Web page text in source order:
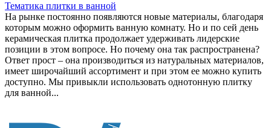
Тематика плитки в ванной
На рынке постоянно появляются новые материалы, благодаря
которым можно оформить ванную комнату. Но и по сей день
керамическая плитка продолжает удерживать лидерские
позиции в этом вопросе. Но почему она так распространена?
Ответ прост – она производиться из натуральных материалов,
имеет широчайший ассортимент и при этом ее можно купить
доступно. Мы привыкли использовать однотонную плитку
для ванной...